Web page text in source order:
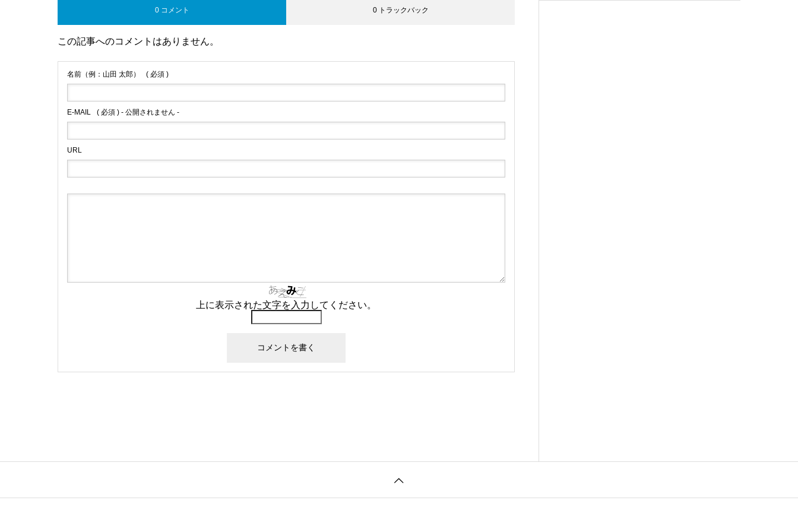
0 コメント 0 トラックバック
この記事へのコメントはありません。
名前（例：山田 太郎） ( 必須 )
E-MAIL ( 必須 ) - 公開されません -
URL
上に表示された文字を入力してください。